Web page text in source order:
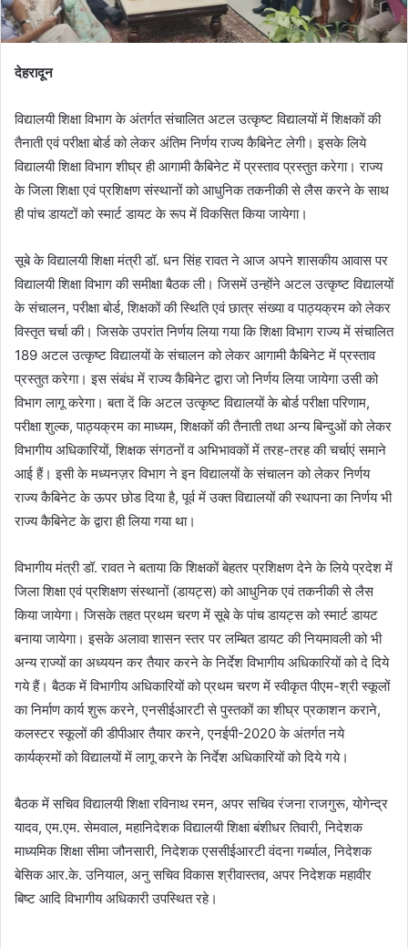
देहरादून
विद्यालयी शिक्षा विभाग के अंतर्गत संचालित अटल उत्कृष्ट विद्यालयों में शिक्षकों की
तैनाती एवं परीक्षा बोर्ड को लेकर अंतिम निर्णय राज्य कैबिनेट लेगी। इसके लिये
विद्यालयी शिक्षा विभाग शीघ्र ही आगामी कैबिनेट में प्रस्ताव प्रस्तुत करेगा। राज्य
के जिला शिक्षा एवं प्रशिक्षण संस्थानों को आधुनिक तकनीकी से लैस करने के साथ
ही पांच डायटों को स्मार्ट डायट के रूप में विकसित किया जायेगा।
सूबे के विद्यालयी शिक्षा मंत्री डॉ. धन सिंह रावत ने आज अपने शासकीय आवास पर
विद्यालयी शिक्षा विभाग की समीक्षा बैठक ली। जिसमें उन्होंने अटल उत्कृष्ट विद्यालयों
के संचालन, परीक्षा बोर्ड, शिक्षकों की स्थिति एवं छात्र संख्या व पाठ्यक्रम को लेकर
विस्तृत चर्चा की। जिसके उपरांत निर्णय लिया गया कि शिक्षा विभाग राज्य में संचालित
189 अटल उत्कृष्ट विद्यालयों के संचालन को लेकर आगामी कैबिनेट में प्रस्ताव
प्रस्तुत करेगा। इस संबंध में राज्य कैबिनेट द्वारा जो निर्णय लिया जायेगा उसी को
विभाग लागू करेगा। बता दें कि अटल उत्कृष्ट विद्यालयों के बोर्ड परीक्षा परिणाम,
परीक्षा शुल्क, पाठ्यक्रम का माध्यम, शिक्षकों की तैनाती तथा अन्य बिन्दुओं को लेकर
विभागीय अधिकारियों, शिक्षक संगठनों व अभिभावकों में तरह-तरह की चर्चाएं समाने
आई हैं। इसी के मध्यनज़र विभाग ने इन विद्यालयों के संचालन को लेकर निर्णय
राज्य कैबिनेट के ऊपर छोड दिया है, पूर्व में उक्त विद्यालयों की स्थापना का निर्णय भी
राज्य कैबिनेट के द्वारा ही लिया गया था।
विभागीय मंत्री डॉ. रावत ने बताया कि शिक्षकों बेहतर प्रशिक्षण देने के लिये प्रदेश में
जिला शिक्षा एवं प्रशिक्षण संस्थानों (डायट्स) को आधुनिक एवं तकनीकी से लैस
किया जायेगा। जिसके तहत प्रथम चरण में सूबे के पांच डायट्स को स्मार्ट डायट
बनाया जायेगा। इसके अलावा शासन स्तर पर लम्बित डायट की नियमावली को भी
अन्य राज्यों का अध्ययन कर तैयार करने के निर्देश विभागीय अधिकारियों को दे दिये
गये हैं। बैठक में विभागीय अधिकारियों को प्रथम चरण में स्वीकृत पीएम-श्री स्कूलों
का निर्माण कार्य शुरू करने, एनसीईआरटी से पुस्तकों का शीघ्र प्रकाशन कराने,
कलस्टर स्कूलों की डीपीआर तैयार करने, एनईपी-2020 के अंतर्गत नये
कार्यक्रमों को विद्यालयों में लागू करने के निर्देश अधिकारियों को दिये गये।
बैठक में सचिव विद्यालयी शिक्षा रविनाथ रमन, अपर सचिव रंजना राजगुरू, योगेन्द्र
यादव, एम.एम. सेमवाल, महानिदेशक विद्यालयी शिक्षा बंशीधर तिवारी, निदेशक
माध्यमिक शिक्षा सीमा जौनसारी, निदेशक एससीईआरटी वंदना गर्ब्याल, निदेशक
बेसिक आर.के. उनियाल, अनु सचिव विकास श्रीवास्तव, अपर निदेशक महावीर
बिष्ट आदि विभागीय अधिकारी उपस्थित रहे।